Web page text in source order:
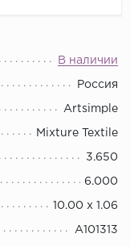
В наличии
Россия
Artsimple
Mixture Textile
3.650
6.000
10.00 х 1.06
A101313